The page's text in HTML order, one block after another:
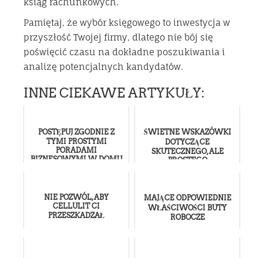
Pamiętaj, że wybór księgowego to inwestycja w
przyszłość Twojej firmy, dlatego nie bój się
poświęcić czasu na dokładne poszukiwania i
analizę potencjalnych kandydatów.
INNE CIEKAWE ARTYKUŁY:
POSTĘPUJ ZGODNIE Z
TYMI PROSTYMI
PORADAMI
BIZNESOWYMI W DOMU
ŚWIETNE WSKAZÓWKI
DOTYCZĄCE
SKUTECZNEGO, ALE
PROSTEGO
NIE POZWÓL, ABY
CELLULIT CI
PRZESZKADZAŁ
MAJĄCE ODPOWIEDNIE
WŁAŚCIWOŚCI BUTY
ROBOCZE